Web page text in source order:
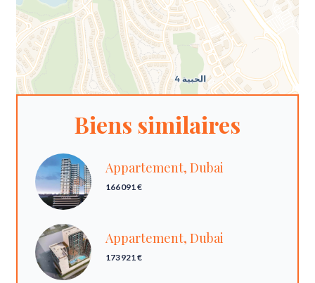
Biens similaires
Appartement, Dubai
166 091 €
Appartement, Dubai
173 921 €